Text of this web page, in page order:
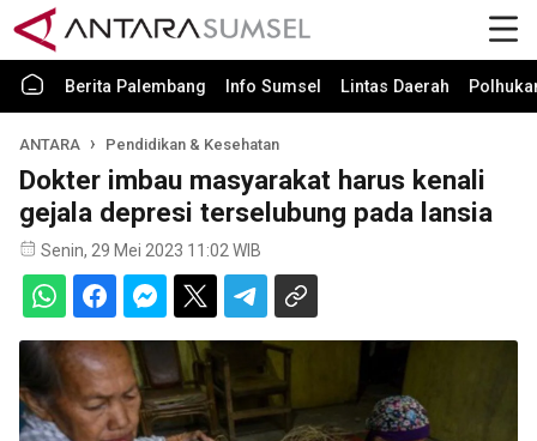
Berita Palembang Info Sumsel Lintas Daerah
ANTARA Pendidikan & Kesehatan
Dokter imbau masyarakat harus kenali
gejala depresi terselubung pada lansia
Senin, 29 Mei 2023 11:02 WIB